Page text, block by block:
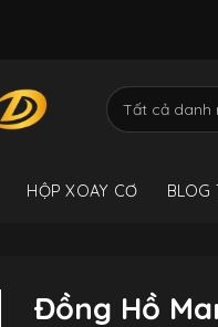
HỘP XOAY CƠ BLOG
Đồng Hồ